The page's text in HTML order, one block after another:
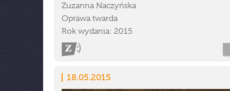
Zuzanna Naczyńska
Oprawa twarda
Rok wydania: 2015
18.05.2015